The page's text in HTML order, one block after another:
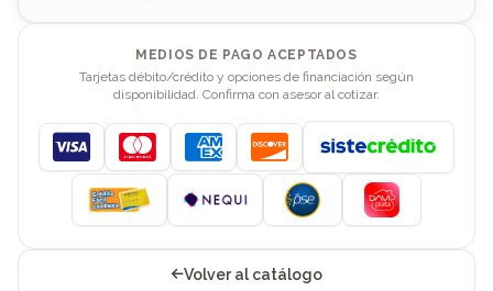
MEDIOS DE PAGO ACEPTADOS
Tarjetas débito/crédito y opciones de financiación según
disponibilidad. Confirma con asesor al cotizar.
Visa MastercardAmerican Express
Discover
Volver al catálogo